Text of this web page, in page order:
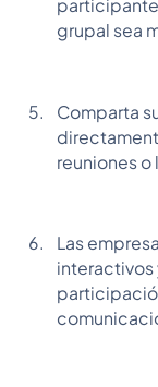
grupal sea
Comparta
reuniones
Las
interactivos